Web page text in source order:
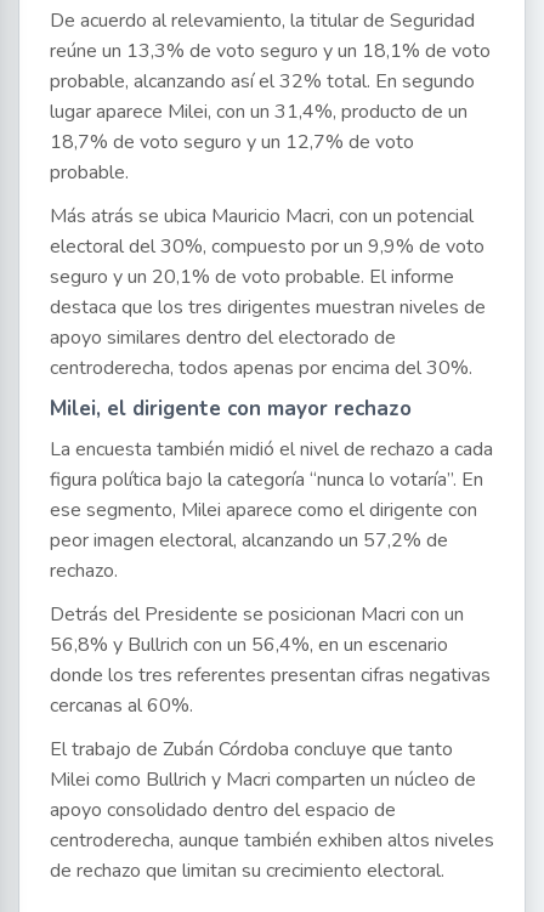
De acuerdo al relevamiento, la titular de Seguridad
reúne un 13,3% de voto seguro y un 18,1% de voto
probable, alcanzando así el 32% total. En segundo
lugar aparece Milei, con un 31,4%, producto de un
18,7% de voto seguro y un 12,7% de voto
probable.
Más atrás se ubica Mauricio Macri, con un potencial
electoral del 30%, compuesto por un 9,9% de voto
seguro y un 20,1% de voto probable. El informe
destaca que los tres dirigentes muestran niveles de
apoyo similares dentro del electorado de
centroderecha, todos apenas por encima del 30%.
Milei, el dirigente con mayor rechazo
La encuesta también midió el nivel de rechazo a cada
figura política bajo la categoría “nunca lo votaría”. En
ese segmento, Milei aparece como el dirigente con
peor imagen electoral, alcanzando un 57,2% de
rechazo.
Detrás del Presidente se posicionan Macri con un
56,8% y Bullrich con un 56,4%, en un escenario
donde los tres referentes presentan cifras negativas
cercanas al 60%.
El trabajo de Zubán Córdoba concluye que tanto
Milei como Bullrich y Macri comparten un núcleo de
apoyo consolidado dentro del espacio de
centroderecha, aunque también exhiben altos niveles
de rechazo que limitan su crecimiento electoral.